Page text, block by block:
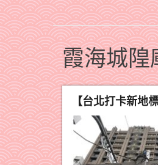
霞海城隍
【台北打卡新